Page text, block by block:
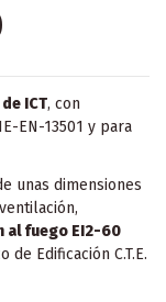
ICT, con
EN-13501 y para
unas dimensiones
al fuego EI2-60
de Edificación C.T.E.